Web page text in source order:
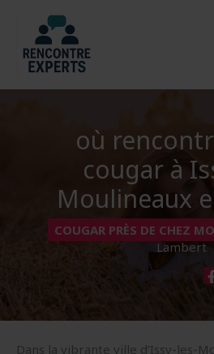
contenu
où
cougar à
Moulineaux
COUGAR PRÈS DE CHEZ
Lambert
Dans la vibrante ville d’Issy-les-